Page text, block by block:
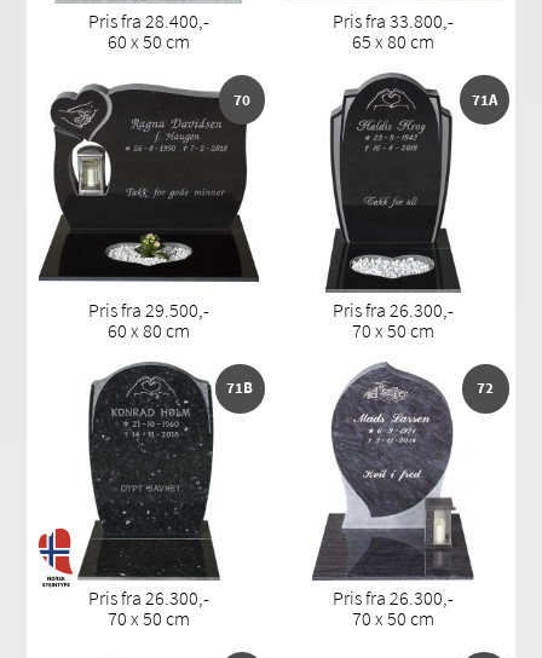
Pris fra 28.400,-
60 x 50 cm
Pris fra 33.800,-
65 x 80 cm
70
Pris fra 29.500,-
60 x 80 cm
71A
Pris fra 26.300,-
70 x 50 cm
71B
Pris fra 26.300,-
70 x 50 cm
72
Pris fra 26.300,-
70 x 50 cm